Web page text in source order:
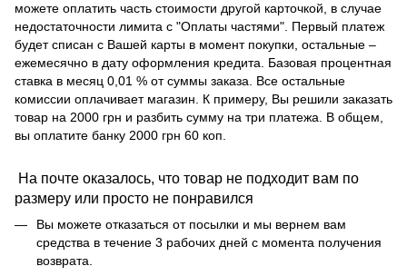
можете оплатить часть стоимости другой карточкой, в случае
недостаточности лимита с "Оплаты частями". Первый платеж
будет списан с Вашей карты в момент покупки, остальные –
ежемесячно в дату оформления кредита. Базовая процентная
ставка в месяц 0,01 % от суммы заказа. Все остальные
комиссии оплачивает магазин. К примеру, Вы решили заказать
товар на 2000 грн и разбить сумму на три платежа. В общем,
вы оплатите банку 2000 грн 60 коп.
На почте оказалось, что товар не подходит вам по
размеру или просто не понравился
Вы можете отказаться от посылки и мы вернем вам
средства в течение 3 рабочих дней с момента получения
возврата.